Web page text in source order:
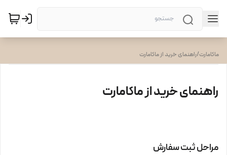
ماکامارت/راهنمای خرید از ماکامارت
راهنمای خرید از ماکامارت
مراحل ثبت سفارش